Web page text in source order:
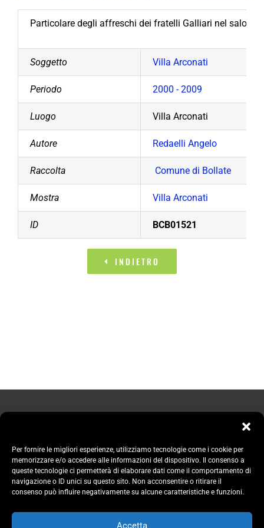
Per fornire le migliori esperienze, utilizziamo tecnologie come i cookie per
memorizzare e/o accedere alle informazioni del dispositivo. Il consenso a
queste tecnologie ci permetterà di elaborare dati come il comportamento di
navigazione o ID unici su questo sito. Non acconsentire o ritirare il
consenso può influire negativamente su alcune caratteristiche e funzioni.
Accetta
Particolare degli affreschi dei fratelli Galliari nel salone
Soggetto Villa Arconati
Periodo 2000 - 2009
Luogo Villa Arconati
Autore Redaelli Angelo
Raccolta Comune di Bollate
Mostra Villa Arconati
ID BCB01521
INDIETRO